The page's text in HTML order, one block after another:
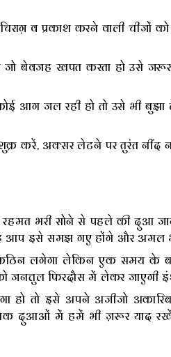
व प्रकाश करने वाली चीजों
जो बेवजह खपत करता हो उसे
आग जल रही हो तो उसे भी बुझा
करें, अक्सर लेटने पर तुरंत नींद
भरी सोने से पहले की दुआ
है आप इसे समझ गए होंगे और अमल
लगेगा लेकिन एक समय के
फिरदौस में लेकर जाएगी
हो तो इसे अपने अजीजो
नेक दुआओं में हमें भी ज़रूर याद